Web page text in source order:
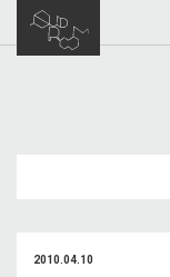
2010.04.10